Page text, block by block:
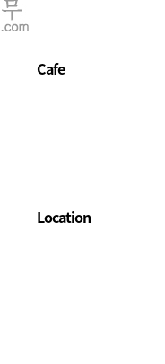
Cafe
Location